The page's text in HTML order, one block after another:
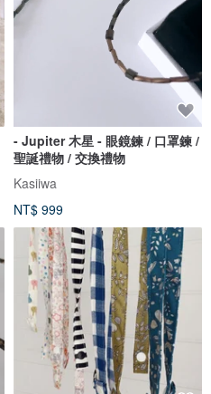
- Jupiter 木星 - 眼鏡鍊 / 口罩鍊 /
聖誕禮物 / 交換禮物
Kasiiwa
NT$ 999